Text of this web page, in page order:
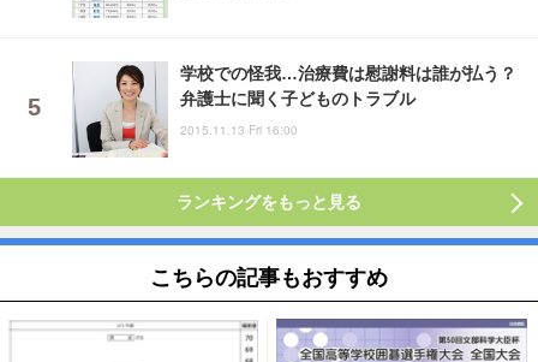
学校での怪我…治療費は慰謝料は誰が払う？
弁護士に聞く子どものトラブル
2015.11.13 Fri 16:00
ランキングをもっと見る
こちらの記事もおすすめ